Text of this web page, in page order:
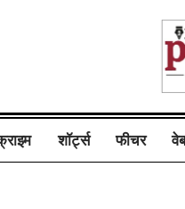
शॉर्ट्स फीचर